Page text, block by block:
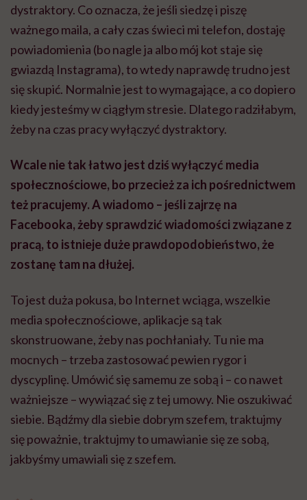
dystraktory. Co oznacza, że jeśli siedzę i piszę
ważnego maila, a cały czas świeci mi telefon, dostaję
powiadomienia (bo nagle ja albo mój kot staje się
gwiazdą Instagrama), to wtedy naprawdę trudno jest
się skupić. Normalnie jest to wymagające, a co dopiero
kiedy jesteśmy w ciągłym stresie. Dlatego radziłabym,
żeby na czas pracy wyłączyć dystraktory.
Wcale nie tak łatwo jest dziś wyłączyć media
społecznościowe, bo przecież za ich pośrednictwem
też pracujemy. A wiadomo – jeśli zajrzę na
Facebooka, żeby sprawdzić wiadomości związane z
pracą, to istnieje duże prawdopodobieństwo, że
zostanę tam na dłużej.
To jest duża pokusa, bo Internet wciąga, wszelkie
media społecznościowe, aplikacje są tak
skonstruowane, żeby nas pochłaniały. Tu nie ma
mocnych – trzeba zastosować pewien rygor i
dyscyplinę. Umówić się samemu ze sobą i – co nawet
ważniejsze – wywiązać się z tej umowy. Nie oszukiwać
siebie. Bądźmy dla siebie dobrym szefem, traktujmy
się poważnie, traktujmy to umawianie się ze sobą,
jakbyśmy umawiali się z szefem.